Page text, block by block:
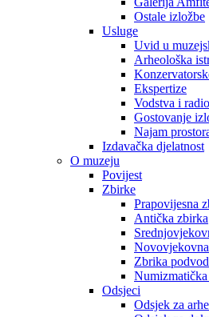
Ostale izložbe
Usluge
Uvid u
Arheološka
Ekspertize
Vodstva i
Gostovanje
Najam
Izdavačka djelatnost
O muzeju
Povijest
Zbirke
Prapovijesna
Antička zbirka
Zbrika
Odsjeci
Odsjek za